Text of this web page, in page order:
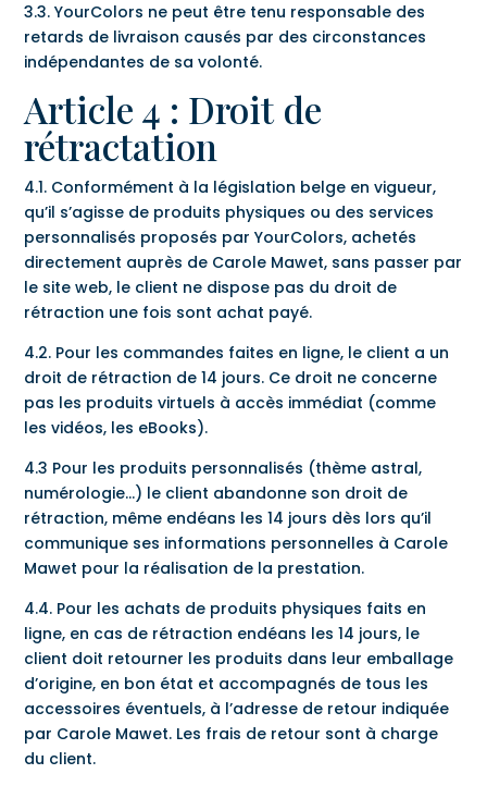
3.3. YourColors ne peut être tenu responsable des
retards de livraison causés par des circonstances
indépendantes de sa volonté.
Article 4 : Droit de
rétractation
4.1. Conformément à la législation belge en vigueur,
qu’il s’agisse de produits physiques ou des services
personnalisés proposés par YourColors, achetés
directement auprès de Carole Mawet, sans passer par
le site web, le client ne dispose pas du droit de
rétraction une fois sont achat payé.
4.2. Pour les commandes faites en ligne, le client a un
droit de rétraction de 14 jours. Ce droit ne concerne
pas les produits virtuels à accès immédiat (comme
les vidéos, les eBooks).
4.3 Pour les produits personnalisés (thème astral,
numérologie…) le client abandonne son droit de
rétraction, même endéans les 14 jours dès lors qu’il
communique ses informations personnelles à Carole
Mawet pour la réalisation de la prestation.
4.4. Pour les achats de produits physiques faits en
ligne, en cas de rétraction endéans les 14 jours, le
client doit retourner les produits dans leur emballage
d’origine, en bon état et accompagnés de tous les
accessoires éventuels, à l’adresse de retour indiquée
par Carole Mawet. Les frais de retour sont à charge
du client.